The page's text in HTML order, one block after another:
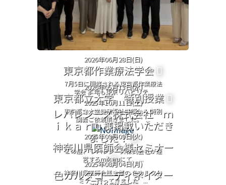
2026年06月28日(日)
東京都作業療法学会
7月5日に開催される東京都作業療法
学会 本年も東京リハビリテ...
2026年05月13日(水)
東京都立大学 特別授業
東京都立大学健康福祉学部から 特別
講義ご依頼頂きました。 ...
2025年10月11日(土)
レバレジーズ株式会社 ｍ
ｉｋａｒｕ様掲載いただき
ました！
この度、 レバレジーズ株式会社が運
営するmikaruにて、 ...
2025年09月09日(火)
神奈川県医師会様セミナー
神奈川県医師会様主催の 色カルタセ
ミナー行ってきました ...
2025年08月04日(月)
色カルタコーディネイター